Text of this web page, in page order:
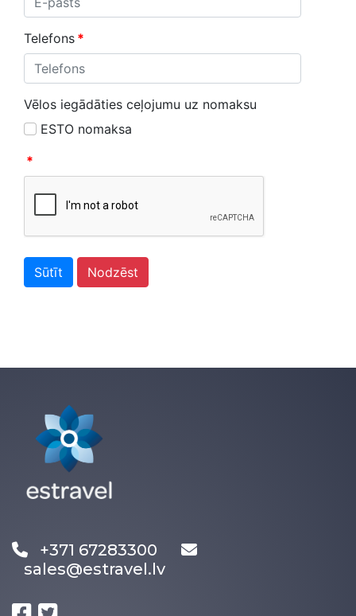
Telefons *
Vēlos iegādāties ceļojumu uz nomaksu
ESTO nomaksa
*
Sūtīt Nodzēst
+371 67283300
sales@estravel.lv